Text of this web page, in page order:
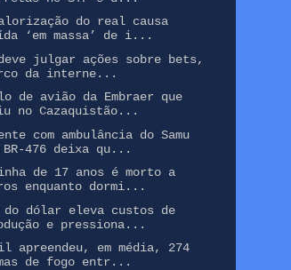
do real causa
‘em massa’ de i...
julgar ações sobre bets,
da interne...
de avião da Embraer que
no Cazaquistão...
com ambulância do Samu
BR-476 deixa qu...
de 17 anos é morto a
enquanto dormi...
dólar eleva custos de
e pressiona...
apreendeu, em média, 274
de fogo entr...